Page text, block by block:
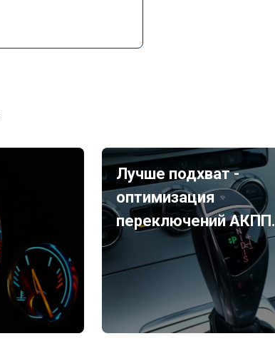
Лучше подхват -
оптимизация
переключений АКПП.